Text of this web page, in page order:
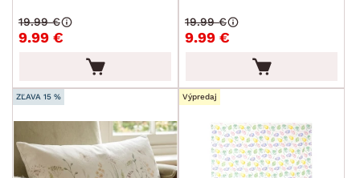
ROZMERY
cm max.
MATERIÁL
9.99 €
19.99 €
9.99 €
19.99 €
ZĽAVA 15 % Výpredaj